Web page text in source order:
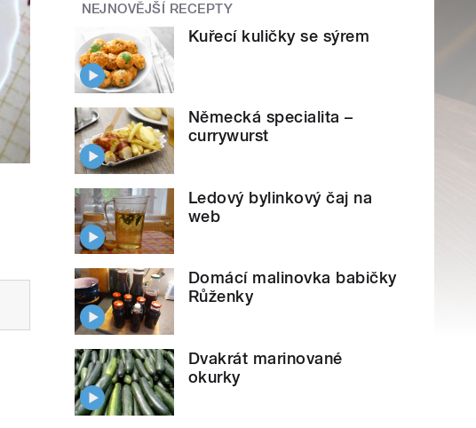
NEJNOVĚJŠÍ RECEPTY
Kuřecí kuličky se sýrem
Německá specialita –
currywurst
Ledový bylinkový čaj na
web
Domácí malinovka babičky
Růženky
Dvakrát marinované
okurky